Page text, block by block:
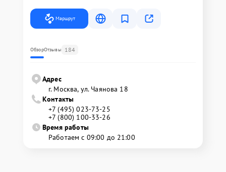
Маршрут
ОбзорОтзывы 184
Адрес
г. Москва, ул. Чаянова 18
Контакты
+7 (495) 023-73-25
+7 (800) 100-33-26
Время работы
Работаем с 09:00 до 21:00